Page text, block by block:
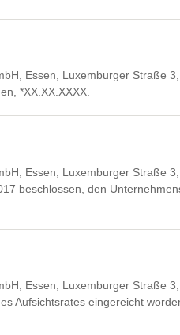
Essen, Luxemburger Straße
*XX.XX.XXXX.
Essen, Luxemburger Straße
beschlossen, den
Essen, Luxemburger Straße
Aufsichtsrates eingereicht